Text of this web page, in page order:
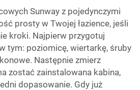
Sunway z pojedynczymi
prosty w Twojej łazience, jeśli
kroki. Najpierw przygotuj
tym: poziomicę, wiertarkę, śruby
Następnie zmierz
zostać zainstalowana kabina,
dopasowanie. Gdy już